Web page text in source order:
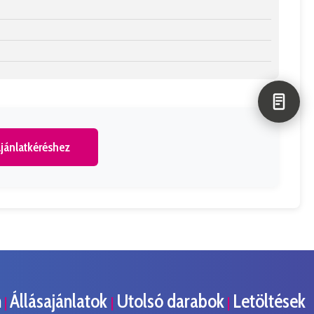
| Állásajánlatok | Utolsó darabok | Letöltések